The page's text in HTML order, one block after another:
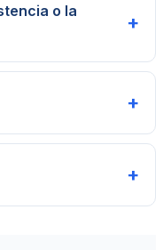
o la
+
+
+